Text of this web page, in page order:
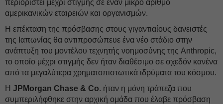
περιοριστεί μέχρι στιγμής σε έναν μικρό αριθμό
αμερικανικών εταιρειών και οργανισμών.
Η επέκταση της πρόσβασης στους γιγαντιαίους δανειστές
της Ιαπωνίας θα αντιπροσώπευε ένα νέο στάδιο στην
ανάπτυξη του μοντέλου τεχνητής νοημοσύνης της Anthropic,
το οποίο μέχρι στιγμής δεν ήταν διαθέσιμο σε σχεδόν κανένα
από τα μεγαλύτερα χρηματοπιστωτικά ιδρύματα του κόσμου.
Η JPMorgan Chase & Co. ήταν η μόνη τράπεζα που
συμπεριλήφθηκε στην αρχική ομάδα που έλαβε πρόσβαση